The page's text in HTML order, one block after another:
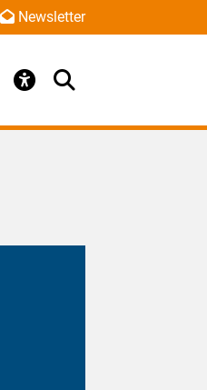
Newsletter